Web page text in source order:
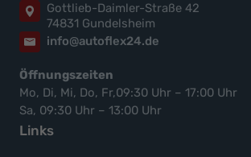
Gottlieb-Daimler-Straße 42
74831 Gundelsheim
info@autoflex24.de
Öffnungszeiten
Mo, Di, Mi, Do, Fr,09:30 Uhr – 17:00 Uhr
Sa, 09:30 Uhr – 13:00 Uhr
Links